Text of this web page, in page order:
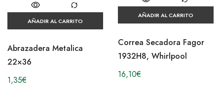
AÑADIR AL CARRITO
Abrazadera Metalica
22×36
1,35€
AÑADIR AL CARRITO
Correa Secadora Fagor
1932H8, Whirlpool
16,10€